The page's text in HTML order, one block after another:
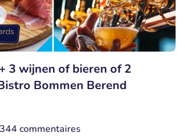
3 wijnen of bieren of 2
Bommen Berend
commentaires